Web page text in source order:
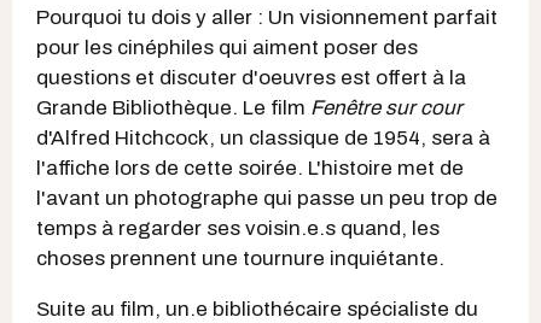
Pourquoi tu dois y aller : Un visionnement parfait
pour les cinéphiles qui aiment poser des
questions et discuter d'oeuvres est offert à la
Grande Bibliothèque. Le film Fenêtre sur cour
d'Alfred Hitchcock, un classique de 1954, sera à
l'affiche lors de cette soirée. L'histoire met de
l'avant un photographe qui passe un peu trop de
temps à regarder ses voisin.e.s quand, les
choses prennent une tournure inquiétante.
Suite au film, un.e bibliothécaire spécialiste du